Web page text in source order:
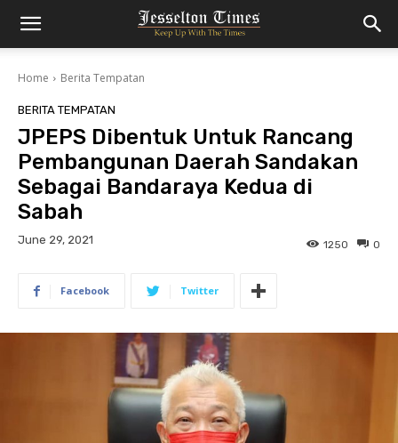
Home Berita Tempatan
BERITA TEMPATAN
JPEPS Dibentuk Untuk Rancang
Pembangunan Daerah Sandakan
Sebagai Bandaraya Kedua di
Sabah
June 29, 2021 0
1250
Facebook Twitter